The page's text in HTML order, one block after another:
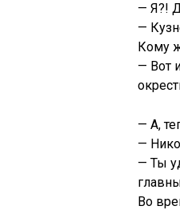
— Я?!
—
Кому
— Вот
— А,
—
— Ты
Во